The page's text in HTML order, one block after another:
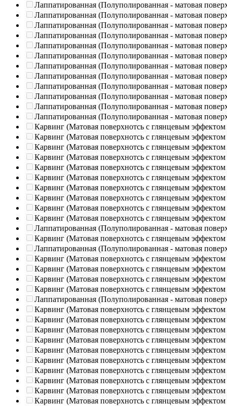
Лаппатированная (Полуполированная - матовая
Лаппатированная (Полуполированная - матовая
Лаппатированная (Полуполированная - матовая
Лаппатированная (Полуполированная - матовая
Лаппатированная (Полуполированная - матовая
Лаппатированная (Полуполированная - матовая
Лаппатированная (Полуполированная - матовая
Лаппатированная (Полуполированная - матовая
Лаппатированная (Полуполированная - матовая
Лаппатированная (Полуполированная - матовая
Лаппатированная (Полуполированная - матовая
Лаппатированная (Полуполированная - матовая
Карвинг (Матовая поверхнотсь с глянцевым эффектом
Карвинг (Матовая поверхнотсь с глянцевым эффектом
Карвинг (Матовая поверхнотсь с глянцевым эффектом
Карвинг (Матовая поверхнотсь с глянцевым эффектом
Карвинг (Матовая поверхнотсь с глянцевым эффектом
Карвинг (Матовая поверхнотсь с глянцевым эффектом
Карвинг (Матовая поверхнотсь с глянцевым эффектом
Карвинг (Матовая поверхнотсь с глянцевым эффектом
Карвинг (Матовая поверхнотсь с глянцевым эффектом
Карвинг (Матовая поверхнотсь с глянцевым эффектом
Лаппатированная (Полуполированная - матовая
Карвинг (Матовая поверхнотсь с глянцевым эффектом
Лаппатированная (Полуполированная - матовая
Карвинг (Матовая поверхнотсь с глянцевым эффектом
Карвинг (Матовая поверхнотсь с глянцевым эффектом
Карвинг (Матовая поверхнотсь с глянцевым эффектом
Карвинг (Матовая поверхнотсь с глянцевым эффектом
Лаппатированная (Полуполированная - матовая
Карвинг (Матовая поверхнотсь с глянцевым эффектом
Карвинг (Матовая поверхнотсь с глянцевым эффектом
Карвинг (Матовая поверхнотсь с глянцевым эффектом
Карвинг (Матовая поверхнотсь с глянцевым эффектом
Карвинг (Матовая поверхнотсь с глянцевым эффектом
Карвинг (Матовая поверхнотсь с глянцевым эффектом
Карвинг (Матовая поверхнотсь с глянцевым эффектом
Карвинг (Матовая поверхнотсь с глянцевым эффектом
Карвинг (Матовая поверхнотсь с глянцевым эффектом
Карвинг (Матовая поверхнотсь с глянцевым эффектом